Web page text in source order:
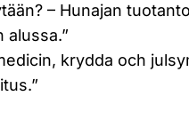
– Hunajan
alussa.”
krydda och